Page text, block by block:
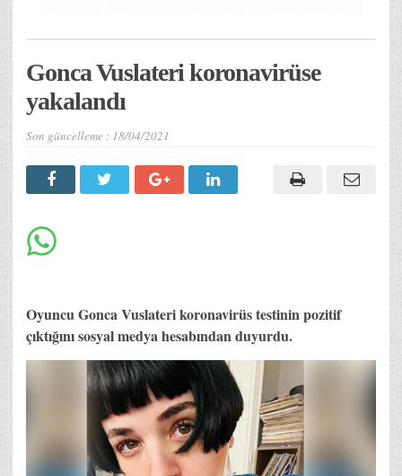
Gonca Vuslateri koronavirüse
yakalandı
Son güncelleme : 18/04/2021
Oyuncu Gonca Vuslateri koronavirüs testinin pozitif
çıktığını sosyal medya hesabından duyurdu.